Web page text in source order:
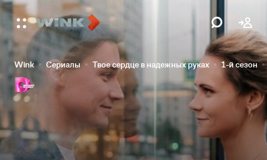
Wink Сериалы Твое сердце в надежных руках 1-й сезон